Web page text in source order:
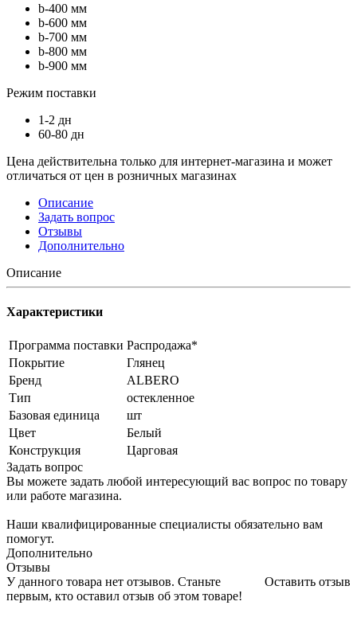
b-400 мм
b-600 мм
b-700 мм
b-800 мм
b-900 мм
Режим поставки
1-2 дн
60-80 дн
Цена действительна только для интернет-магазина и может
отличаться от цен в розничных магазинах
Описание
Задать вопрос
Отзывы
Дополнительно
Описание
Характеристики
Программа поставки Распродажа*
Покрытие
Глянец
Бренд
ALBERO
Тип
остекленное
Базовая единица
шт
Цвет
Белый
Конструкция
Царговая
Задать вопрос
Вы можете задать любой интересующий вас вопрос по товару
или работе магазина.
Наши квалифицированные специалисты обязательно вам
помогут.
Дополнительно
Отзывы
Оставить отзыв
У данного товара нет отзывов. Станьте
первым, кто оставил отзыв об этом товаре!